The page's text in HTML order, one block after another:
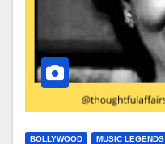
BOLLYWOOD MUSIC LEGENDS